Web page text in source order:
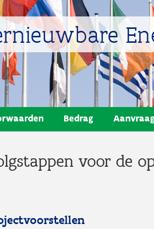
Bedrag
voor de